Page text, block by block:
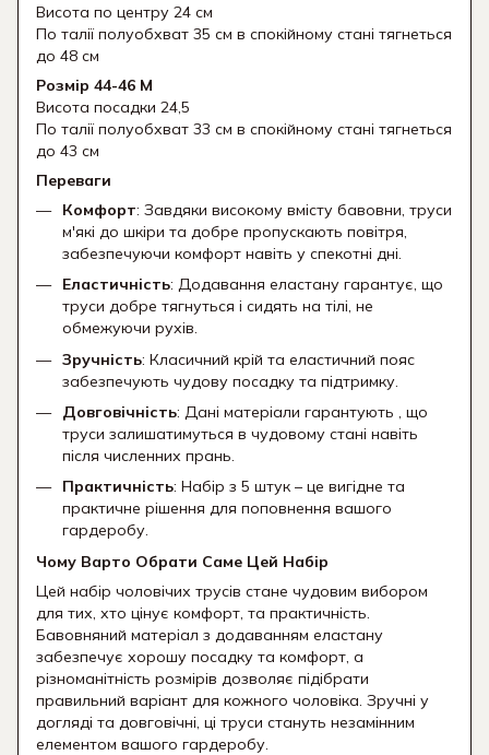
Висота по центру 24 см
По талії полуобхват 35 см в спокійному стані тягнеться
до 48 см
Розмір 44-46 М
Висота посадки 24,5
По талії полуобхват 33 см в спокійному стані тягнеться
до 43 см
Переваги
Комфорт: Завдяки високому вмісту бавовни, труси
м'які до шкіри та добре пропускають повітря,
забезпечуючи комфорт навіть у спекотні дні.
Еластичність: Додавання еластану гарантує, що
труси добре тягнуться і сидять на тілі, не
обмежуючи рухів.
Зручність: Класичний крій та еластичний пояс
забезпечують чудову посадку та підтримку.
Довговічність: Дані матеріали гарантують , що
труси залишатимуться в чудовому стані навіть
після численних прань.
Практичність: Набір з 5 штук – це вигідне та
практичне рішення для поповнення вашого
гардеробу.
Чому Варто Обрати Саме Цей Набір
Цей набір чоловічих трусів стане чудовим вибором
для тих, хто цінує комфорт, та практичність.
Бавовняний матеріал з додаванням еластану
забезпечує хорошу посадку та комфорт, а
різноманітність розмірів дозволяє підібрати
правильний варіант для кожного чоловіка. Зручні у
догляді та довговічні, ці труси стануть незамінним
елементом вашого гардеробу.